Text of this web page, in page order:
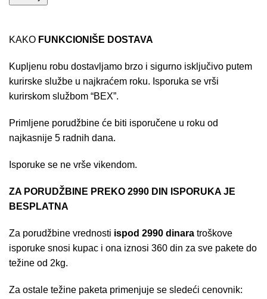
KAKO FUNKCIONIŠE DOSTAVA
Kupljenu robu dostavljamo brzo i sigurno isključivo putem
kurirske službe u najkraćem roku. Isporuka se vrši
kurirskom službom “BEX”.
Primljene porudžbine će biti isporučene u roku od
najkasnije 5 radnih dana.
Isporuke se ne vrše vikendom.
ZA PORUDŽBINE PREKO 2990 DIN ISPORUKA JE
BESPLATNA
Za porudžbine vrednosti ispod 2990 dinara troškove
isporuke snosi kupac i ona iznosi 360 din za sve pakete do
težine od 2kg.
Za ostale težine paketa primenjuje se sledeći cenovnik: